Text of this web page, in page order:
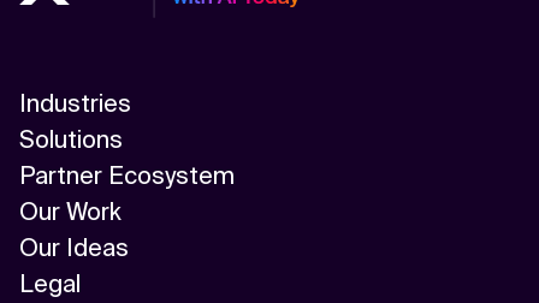
Industries
Solutions
Partner Ecosystem
Our Work
Our Ideas
Legal